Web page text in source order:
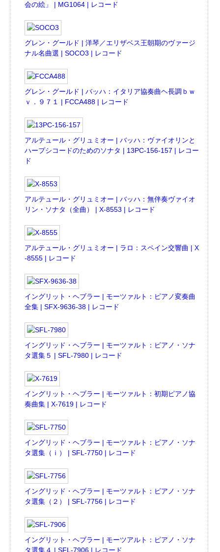
会の絵」 | MG1064 | レコード
グレン・グールド | 洋琴／エリザベス王朝期のヴァージ
ナル名曲選 | SOCO3 | レコード
グレン・グールド | バッハ：イタリア協奏曲ヘ長調ｂｗ
ｖ．９７１ | FCCA488 | レコード
アルテュール・グリュミオー | バッハ：ヴァイオリンと
ハープシコードのためのソナタ | 13PC-156-157 | レコー
ド
アルテュール・グリュミオー | バッハ：無伴奏ヴァイオ
リン・ソナタ（全曲） | X-8553 | レコード
アルテュール・グリュミオー | ラロ：スペイン交響曲 | X
-8555 | レコード
イングリット・ヘブラー | モーツァルト：ピアノ変奏曲
全集 | SFX-9636-38 | レコード
イングリッド・ヘブラー | モーツァルト：ピアノ・ソナ
タ選集５ | SFL-7980 | レコード
イングリット・ヘブラー | モーツァルト：初期ピアノ協
奏曲集 | X-7619 | レコード
イングリッド・ヘブラー | モーツァルト：ピアノ・ソナ
タ選集（ｉ） | SFL-7750 | レコード
イングリッド・ヘブラー | モーツァルト：ピアノ・ソナ
タ選集（２） | SFL-7756 | レコード
イングリット・ヘブラー | モーツアルト：ピアノ・ソナ
タ選集４ | SFL-7906 | レコード